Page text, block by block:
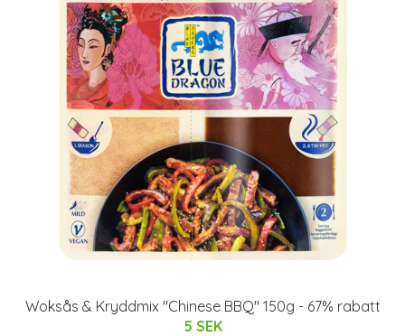
Woksås & Kryddmix "Chinese BBQ" 150g - 67% rabatt
5 SEK